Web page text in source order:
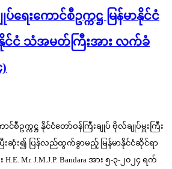
ေးကောင်စီဥက္ကဋ္ဌ မြန်မာနိုင်ငံ
င်ငံ သံအမတ်ကြီးအား လက်ခံ
စီဥက္ကဋ္ဌ နိုင်ငံတော်ဝန်ကြီးချုပ် ဗိုလ်ချုပ်မှူးကြီး
းဆုံး၍ ပြန်လည်ထွက်ခွာမည့် မြန်မာနိုင်ငံဆိုင်ရာ
Mr. J.M.J.P. Bandara အား ၅-၃-၂၀၂၄ ရက်